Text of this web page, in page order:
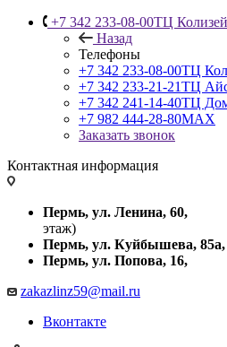
+7 342 233-08-00ТЦ
Назад
Телефоны
+7 342 233-08-00ТЦ
+7 342 233-21-21ТЦ
+7 342 241-14-40ТЦ
+7 982 444-28-80MAX
Заказать звонок
Контактная информация
Пермь, ул. Ленина, 60, ТЦ
этаж)
Пермь, ул. Куйбышева, 85а,
Пермь, ул. Попова, 16, ТЦ
zakazlinz59@mail.ru
Вконтакте